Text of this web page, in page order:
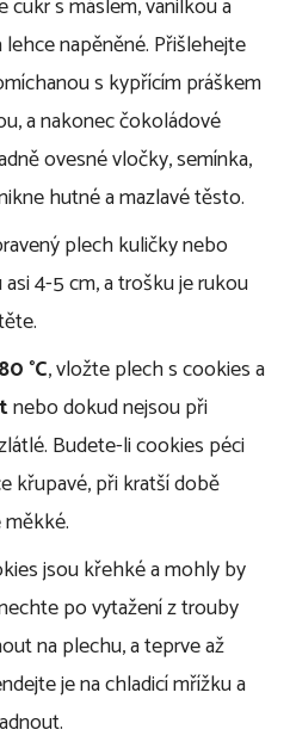
lehce napěněné. Přišlehejte
s kypřícím práškem
a nakonec čokoládové
ovesné vločky, semínka,
hutné a mazlavé těsto.
plech kuličky nebo
4-5 cm, a trošku je rukou
°C, vložte plech s cookies a
nebo dokud nejsou při
Budete-li cookies péci
křupavé, při kratší době
jsou křehké a mohly by
po vytažení z trouby
na plechu, a teprve až
je na chladicí mřížku a